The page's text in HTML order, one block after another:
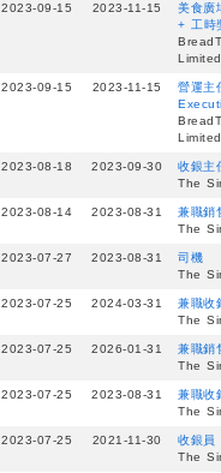
2023-09-15 2023-11-15
美食廣
+ 工時
Limited
2023-09-15 2023-11-15
營運主
Limited
2023-08-18 2023-09-30
收銀主
The
2023-08-14 2023-08-31
兼職銷
The
2023-07-27 2023-08-31
司機
The
2023-07-25 2024-03-31
兼職收
The
2023-07-25 2026-01-31
兼職銷
The
2023-07-25 2023-08-31
兼職收
The
2023-07-25 2021-11-30
收銀員
The